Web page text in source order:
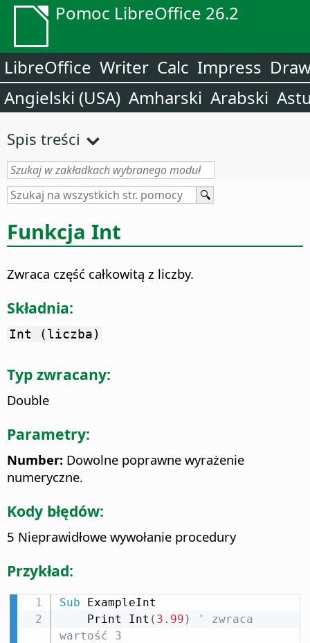
Pomoc LibreOffice 26.2
LibreOffice Writer Calc Impress
Angielski (USA) Amharski Arabski
Spis treści
Funkcja Int
Zwraca część całkowitą z liczby.
Składnia:
Int (liczba)
Typ zwracany:
Double
Parametry:
Number: Dowolne poprawne wyrażenie
numeryczne.
Kody błędów:
5 Nieprawidłowe wywołanie procedury
Przykład:
Sub ExampleInt
    Print Int
( 3.99 )
' zwraca
wartość 3